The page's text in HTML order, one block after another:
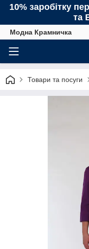
10% заробітку
та
Модна Крамничка
Товари та посуги